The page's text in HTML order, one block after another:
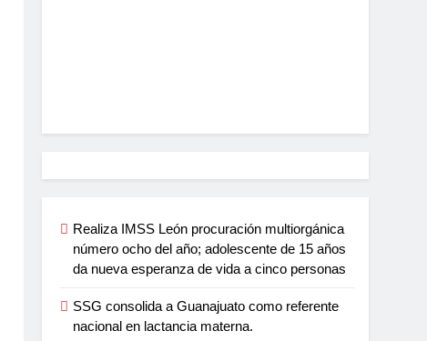
Realiza IMSS León procuración multiorgánica
número ocho del año; adolescente de 15 años
da nueva esperanza de vida a cinco personas
SSG consolida a Guanajuato como referente
nacional en lactancia materna.